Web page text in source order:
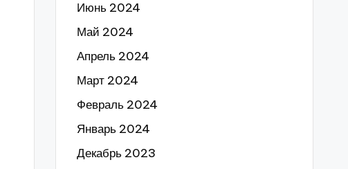
Июнь 2024
Май 2024
Апрель 2024
Март 2024
Февраль 2024
Январь 2024
Декабрь 2023